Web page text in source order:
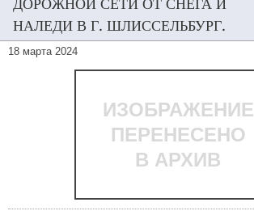
ДОРОЖНОЙ СЕТИ ОТ СНЕГА И
НАЛЕДИ В Г. ШЛИССЕЛЬБУРГ.
18 марта 2024
ИЗОБРАЖЕНИЕ
ПЕРЕНЕСЕНО
В АРХИВ